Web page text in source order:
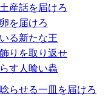
産話を届けろ
を届けろ
る新たな王
りを取り返せ
す人喰い蟲
らせる一皿を届けろ